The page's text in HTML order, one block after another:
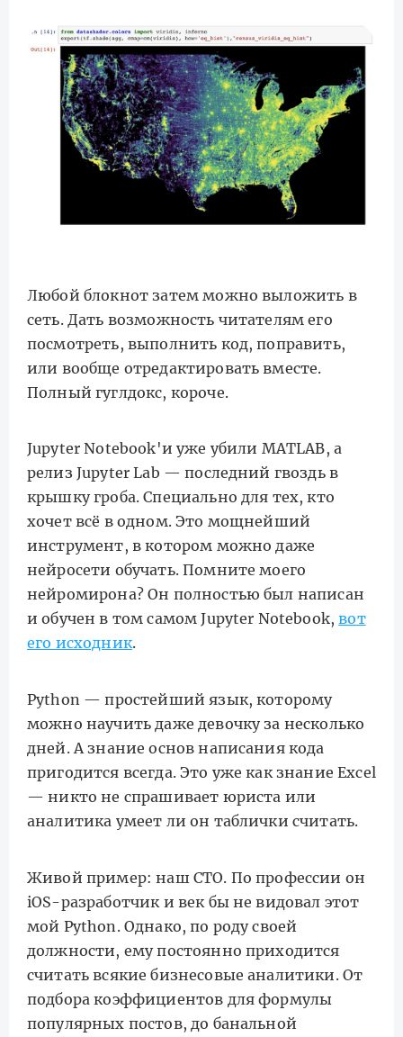
Любой блокнот затем можно выложить в
сеть. Дать возможность читателям его
посмотреть, выполнить код, поправить,
или вообще отредактировать вместе.
Полный гуглдокс, короче.
Jupyter Notebook'и уже убили MATLAB, а
релиз Jupyter Lab — последний гвоздь в
крышку гроба. Специально для тех, кто
хочет всё в одном. Это мощнейший
инструмент, в котором можно даже
нейросети обучать. Помните моего
нейромирона? Он полностью был написан
и обучен в том самом Jupyter Notebook,вот
его исходник.
Python — простейший язык, которому
можно научить даже девочку за несколько
дней. А знание основ написания кода
пригодится всегда. Это уже как знание Excel
— никто не спрашивает юриста или
аналитика умеет ли он таблички считать.
Живой пример: наш CTO. По профессии он
iOS-разработчик и век бы не видовал этот
мой Python. Однако, по роду своей
должности, ему постоянно приходится
считать всякие бизнесовые аналитики. От
подбора коэффициентов для формулы
популярных постов, до банальной